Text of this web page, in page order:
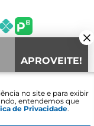
Furtado - Canaã -
no site e para exibir
entendemos que
de Privacidade.
APROVEITE!
14